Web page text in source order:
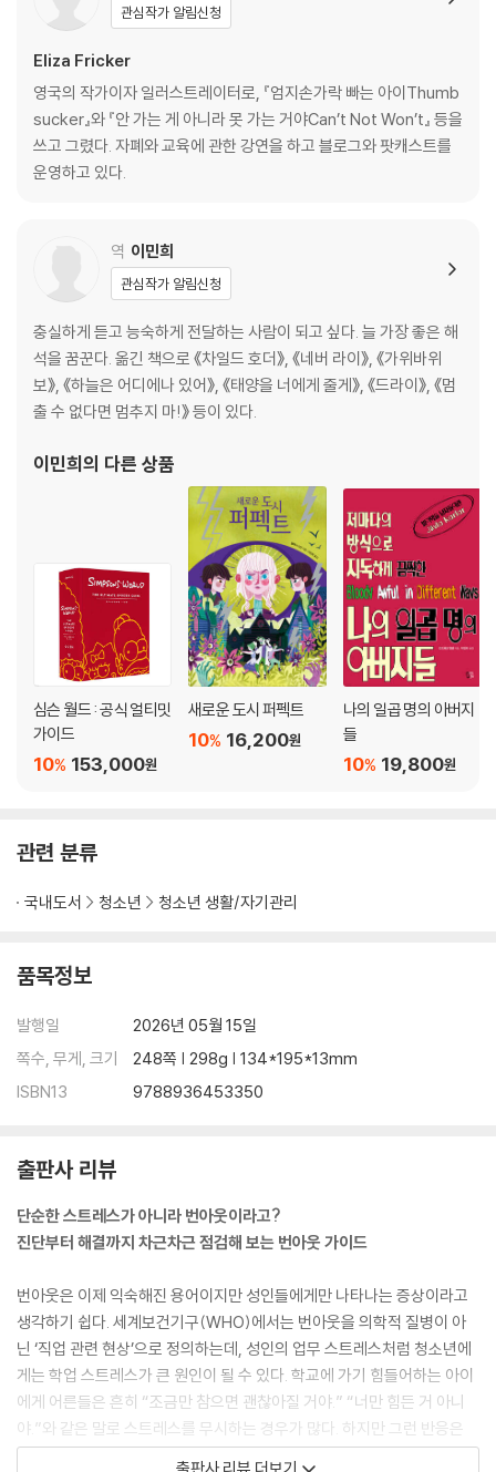
관심작가 알림신청
Eliza Fricker
영국의 작가이자 일러스트레이터로, 『엄지손가락 빠는 아이Thumb
sucker』와 『안 가는 게 아니라 못 가는 거야Can’t Not Won’t』 등을
쓰고 그렸다. 자폐와 교육에 관한 강연을 하고 블로그와 팟캐스트를
운영하고 있다.
역 이민희
관심작가 알림신청
충실하게 듣고 능숙하게 전달하는 사람이 되고 싶다. 늘 가장 좋은 해
석을 꿈꾼다. 옮긴 책으로 《차일드 호더》, 《네버 라이》, 《가위바위
보》, 《하늘은 어디에나 있어》, 《태양을 너에게 줄게》, 《드라이》, 《멈
출 수 없다면 멈추지 마!》 등이 있다.
이민희의 다른 상품
심슨 월드 : 공식 얼티밋
가이드
153,000원
10%
새로운 도시 퍼펙트
16,200원
10%
나의 일곱 명의 아버지
들
19,800원
10%
관련 분류
국내도서 청소년 청소년 생활/자기관리
품목정보
발행일
2026년 05월 15일
쪽수, 무게, 크기
248쪽 | 298g | 134*195*13mm
ISBN13
9788936453350
출판사 리뷰
단순한 스트레스가 아니라 번아웃이라고?
진단부터 해결까지 차근차근 점검해 보는 번아웃 가이드
번아웃은 이제 익숙해진 용어이지만 성인들에게만 나타나는 증상이라고
생각하기 쉽다. 세계보건기구(WHO)에서는 번아웃을 의학적 질병이 아
닌 ‘직업 관련 현상’으로 정의하는데, 성인의 업무 스트레스처럼 청소년에
게는 학업 스트레스가 큰 원인이 될 수 있다. 학교에 가기 힘들어하는 아이
에게 어른들은 흔히 “조금만 참으면 괜찮아질 거야.” “너만 힘든 거 아니
야.”와 같은 말로 스트레스를 무시하는 경우가 많다. 하지만 그런 반응은
청소년들에게 죄책감을 심어 주며 상황을 악화하기 쉽다.